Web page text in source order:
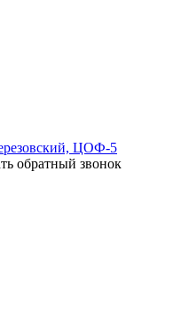
ЦОФ-5
обратный звонок